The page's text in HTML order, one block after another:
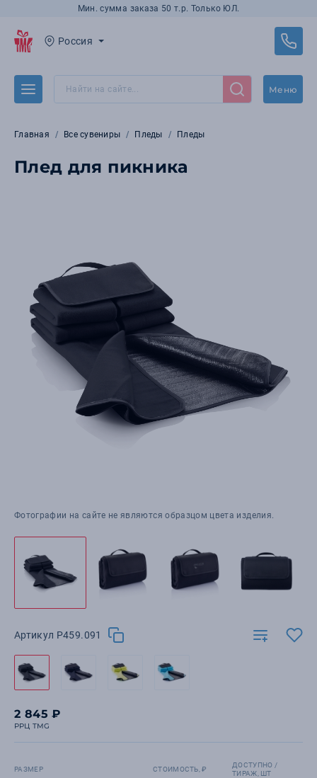
Мин. сумма заказа 50 т.р. Только ЮЛ.
Россия
Меню
Главная Все сувениры Пледы Пледы
Плед для пикника
Фотографии на сайте не являются образцом цвета изделия.
Артикул P459.091
2 845 ₽
РРЦ TMG
РАЗМЕР СТОИМОСТЬ, ₽
ДОСТУПНО /
ТИРАЖ, ШТ